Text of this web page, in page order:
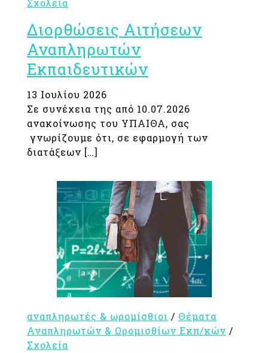
Σχολεία
Διορθώσεις Αιτήσεων
Αναπληρωτών
Εκπαιδευτικών
13 Ιουλίου 2026
Σε συνέχεια της από 10.07.2026
ανακοίνωσης του ΥΠΑΙΘΑ, σας
γνωρίζουμε ότι, σε εφαρμογή των
διατάξεων […]
αναπληρωτές & ωρομίσθιοι / Θέματα
Αναπληρωτών & Ωρομισθίων Εκπ/κών /
Σχολεία